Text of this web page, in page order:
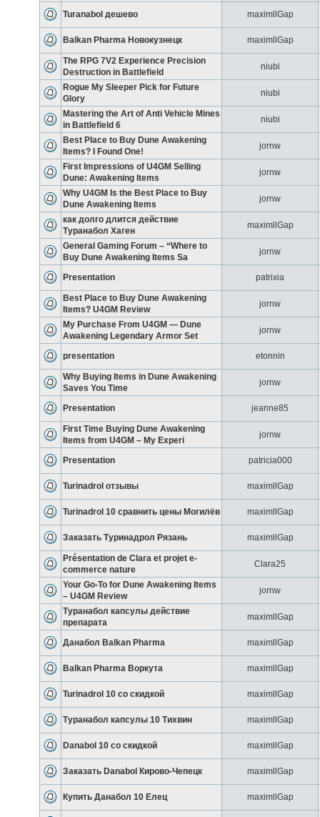
Turanabol дешево maximllGap
Balkan Pharma Новокузнецк maximllGap
The RPG 7V2 Experience Precision
Destruction in Battlefield
niubi
Rogue My Sleeper Pick for Future
Glory
niubi
Mastering the Art of Anti Vehicle Mines
in Battlefield 6
niubi
Best Place to Buy Dune Awakening
Items? I Found One!
jornw
First Impressions of U4GM Selling
Dune: Awakening Items
jornw
Why U4GM Is the Best Place to Buy
Dune Awakening Items
jornw
как долго длится действие
Туранабол Хаген
maximllGap
General Gaming Forum – “Where to
Buy Dune Awakening Items Sa
jornw
Presentation patrixia
Best Place to Buy Dune Awakening
Items? U4GM Review
jornw
My Purchase From U4GM — Dune
Awakening Legendary Armor Set
jornw
presentation etonnin
Why Buying Items in Dune Awakening
Saves You Time
jornw
Presentation jeanne85
First Time Buying Dune Awakening
Items from U4GM – My Experi
jornw
Presentation patricia000
Turinadrol отзывы maximllGap
Turinadrol 10 сравнить цены Могилёв maximllGap
Заказать Туринадрол Рязань maximllGap
Présentation de Clara et projet e-
commerce nature
Clara25
Your Go-To for Dune Awakening Items
– U4GM Review
jornw
Туранабол капсулы действие
препарата
maximllGap
Данабол Balkan Pharma maximllGap
Balkan Pharma Воркута maximllGap
Turinadrol 10 со скидкой maximllGap
Туранабол капсулы 10 Тихвин maximllGap
Danabol 10 со скидкой maximllGap
Заказать Danabol Кирово-Чепецк maximllGap
Купить Данабол 10 Елец maximllGap